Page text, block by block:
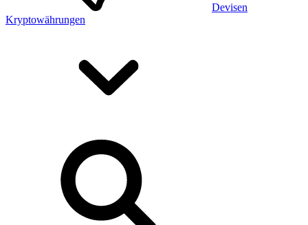
Devisen
Kryptowährungen